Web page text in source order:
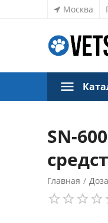
Москва
SN-
Главная /